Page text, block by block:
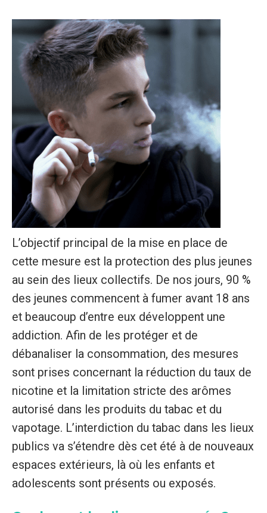
L’objectif principal de la mise en place de
cette mesure est la protection des plus jeunes
au sein des lieux collectifs. De nos jours, 90 %
des jeunes commencent à fumer avant 18 ans
et beaucoup d’entre eux développent une
addiction. Afin de les protéger et de
débanaliser la consommation, des mesures
sont prises concernant la réduction du taux de
nicotine et la limitation stricte des arômes
autorisé dans les produits du tabac et du
vapotage. L’interdiction du tabac dans les lieux
publics va s’étendre dès cet été à de nouveaux
espaces extérieurs, là où les enfants et
adolescents sont présents ou exposés.